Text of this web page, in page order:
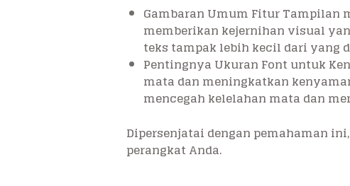
Gambaran Umum Fitur Tampilan
memberikan kejernihan visual
teks tampak lebih kecil dari yang
Pentingnya Ukuran Font untuk
mata dan meningkatkan
mencegah kelelahan mata dan
Dipersenjatai dengan pemahaman
perangkat Anda.